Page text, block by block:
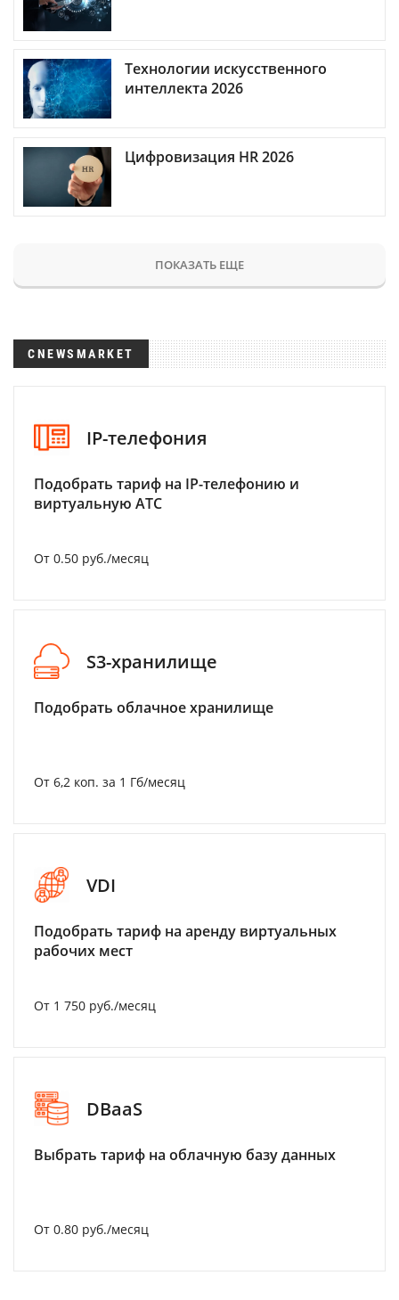
Технологии искусственного
интеллекта 2026
Цифровизация HR 2026
ПОКАЗАТЬ ЕЩЕ
CNEWSMARKET
IP-телефония
Подобрать тариф на IP-телефонию и
виртуальную АТС
От 0.50 руб./месяц
S3-хранилище
Подобрать облачное хранилище
От 6,2 коп. за 1 Гб/месяц
VDI
Подобрать тариф на аренду виртуальных
рабочих мест
От 1 750 руб./месяц
DBaaS
Выбрать тариф на облачную базу данных
От 0.80 руб./месяц